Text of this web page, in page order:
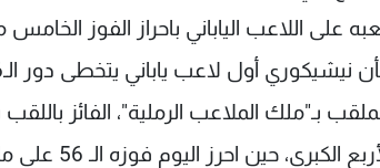
علو كعبه على اللاعب الياباني باحراز الفوز
نادال الملقب بـ"ملك الملاعب الرملية"، الفائز
لم يحققه أي لاعب في